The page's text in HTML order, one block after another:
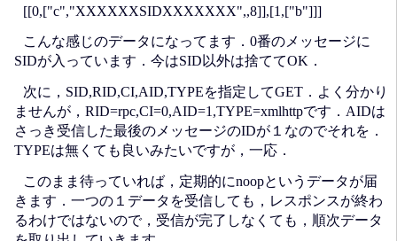
[[0,["c","XXXXXXSIDXXXXXXX",,8]],[1,["b"]]]
こんな感じのデータになってます．0番のメッセージに
SIDが入っています．今はSID以外は捨ててOK．
次に，SID,RID,CI,AID,TYPEを指定してGET．よく分かり
ませんが，RID=rpc,CI=0,AID=1,TYPE=xmlhttpです．AIDは
さっき受信した最後のメッセージのIDが１なのでそれを．
TYPEは無くても良いみたいですが，一応．
このまま待っていれば，定期的にnoopというデータが届
きます．一つの１データを受信しても，レスポンスが終わ
るわけではないので，受信が完了しなくても，順次データ